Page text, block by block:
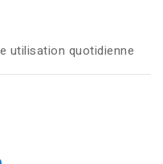
utilisation quotidienne